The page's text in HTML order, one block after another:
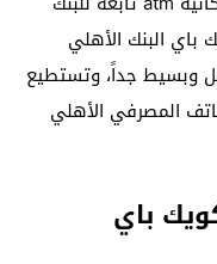
البنك الأهلي
وبسيط جداً، وتستطيع
المصرفي الأهلي
باي